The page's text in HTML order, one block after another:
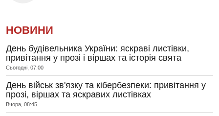
НОВИНИ
День будівельника України: яскраві листівки,
привітання у прозі і віршах та історія свята
Сьогодні, 07:00
День військ зв'язку та кібербезпеки: привітання у
прозі, віршах та яскравих листівках
Вчора, 08:45